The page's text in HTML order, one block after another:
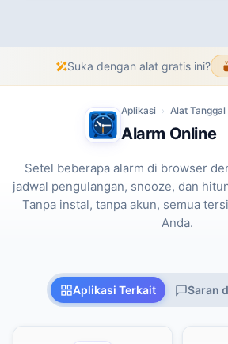
Aplikasi › Alat Tanggal
Alarm Online
Setel beberapa alarm di browser
jadwal pengulangan, snooze, dan
Tanpa instal, tanpa akun, semua
Anda.
Suka dengan alat gratis ini?
Aplikasi Terkait Saran